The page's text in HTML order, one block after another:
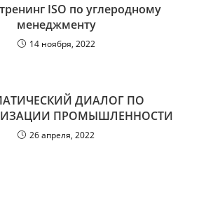
ISO по углеродному
менеджменту
14 ноября, 2022
ДИАЛОГ ПО
ПРОМЫШЛЕННОСТИ
26 апреля, 2022